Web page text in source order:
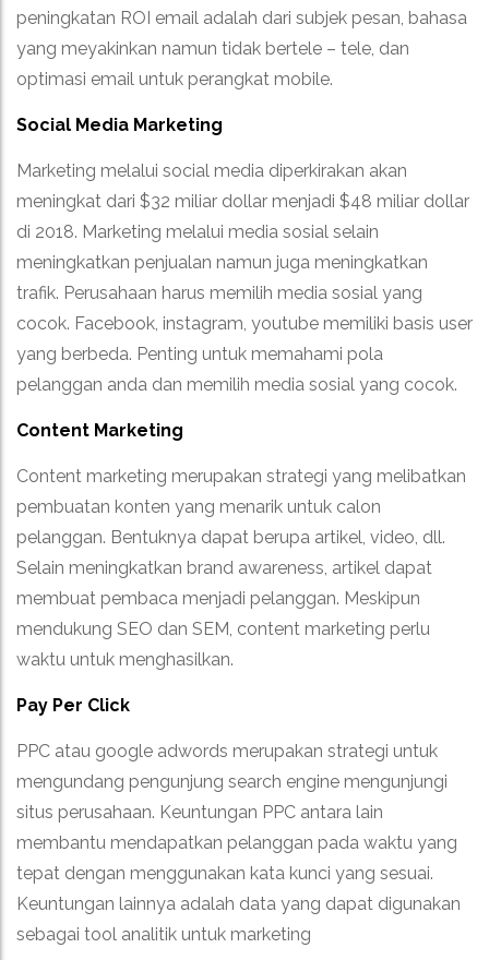
peningkatan ROI email adalah dari subjek pesan, bahasa
yang meyakinkan namun tidak bertele – tele, dan
optimasi email untuk perangkat mobile.
Social Media Marketing
Marketing melalui social media diperkirakan akan
meningkat dari $32 miliar dollar menjadi $48 miliar dollar
di 2018. Marketing melalui media sosial selain
meningkatkan penjualan namun juga meningkatkan
trafik. Perusahaan harus memilih media sosial yang
cocok. Facebook, instagram, youtube memiliki basis user
yang berbeda. Penting untuk memahami pola
pelanggan anda dan memilih media sosial yang cocok.
Content Marketing
Content marketing merupakan strategi yang melibatkan
pembuatan konten yang menarik untuk calon
pelanggan. Bentuknya dapat berupa artikel, video, dll.
Selain meningkatkan brand awareness, artikel dapat
membuat pembaca menjadi pelanggan. Meskipun
mendukung SEO dan SEM, content marketing perlu
waktu untuk menghasilkan.
Pay Per Click
PPC atau google adwords merupakan strategi untuk
mengundang pengunjung search engine mengunjungi
situs perusahaan. Keuntungan PPC antara lain
membantu mendapatkan pelanggan pada waktu yang
tepat dengan menggunakan kata kunci yang sesuai.
Keuntungan lainnya adalah data yang dapat digunakan
sebagai tool analitik untuk marketing